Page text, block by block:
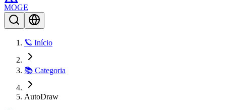
MOGE
🪐 Início
📚 Categoria
AutoDraw